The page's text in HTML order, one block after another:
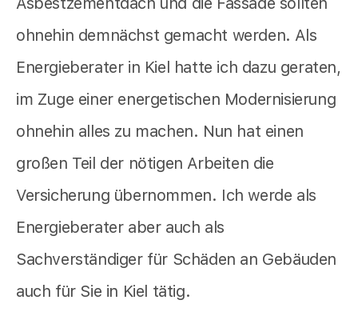
ohnehin demnächst gemacht werden. Als
Energieberater in Kiel hatte ich dazu geraten,
im Zuge einer energetischen Modernisierung
ohnehin alles zu machen. Nun hat einen
großen Teil der nötigen Arbeiten die
Versicherung übernommen. Ich werde als
Energieberater aber auch als
Sachverständiger für Schäden an Gebäuden
auch für Sie in Kiel tätig.